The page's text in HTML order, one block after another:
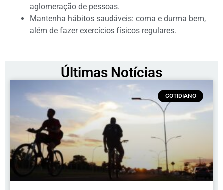
aglomeração de pessoas.
Mantenha hábitos saudáveis: coma e durma bem,
além de fazer exercícios físicos regulares.
Últimas Notícias
COTIDIANO